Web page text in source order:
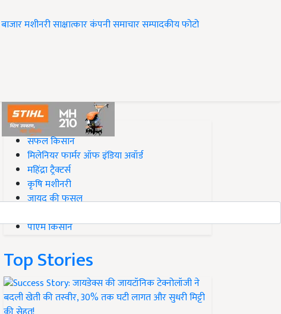
बाजारमशीनरीसाक्षात्कारकंपनी समाचारसम्पादकीयफोटो
#Top on Krishi Jagran
सफल किसान
मिलेनियर फार्मर ऑफ इंडिया अवॉर्ड
महिंद्रा ट्रैक्टर्स
कृषि मशीनरी
जायद की फसल
पीएम किसान
Top Stories